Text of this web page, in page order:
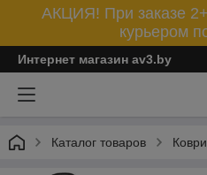
АКЦИЯ! При заказе
курьером
Интернет магазин av3.by
Каталог товаров